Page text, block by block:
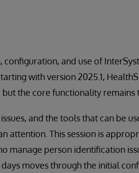
configuration, and use of
with version 2025.1,
the core functionality remains
and the tools that can be
attention. This session is
manage person identification
moves through the initial